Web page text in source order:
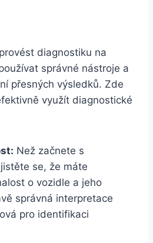
diagnostiku na
správné nástroje a
přesných výsledků. Zde
využít diagnostické
Než začnete s
se, že máte
o vozidle a jeho
správná interpretace
pro identifikaci